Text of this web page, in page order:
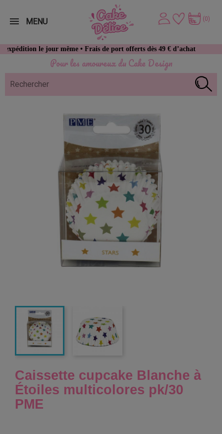
Pour les amoureux du Cake Design
le jour même • Frais de port offerts dès 49 € d’achat
(0)
MENU
Caissette cupcake Blanche à
Étoiles multicolores pk/30
PME